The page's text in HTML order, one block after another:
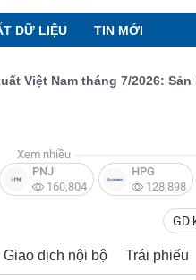
DỮ LIỆU TIN MỚI
Nam tháng 7/2026: Sản
Xem nhiều
PNJ
160,804
HPG
128,898
GD
Giao dịch nội bộ Trái phiếu